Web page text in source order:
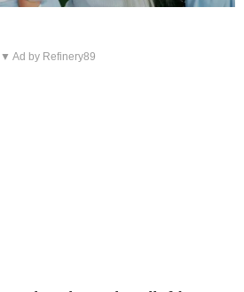
▼ Ad by Refinery89